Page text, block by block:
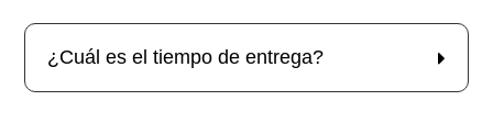
¿Cuál es el tiempo de entrega?